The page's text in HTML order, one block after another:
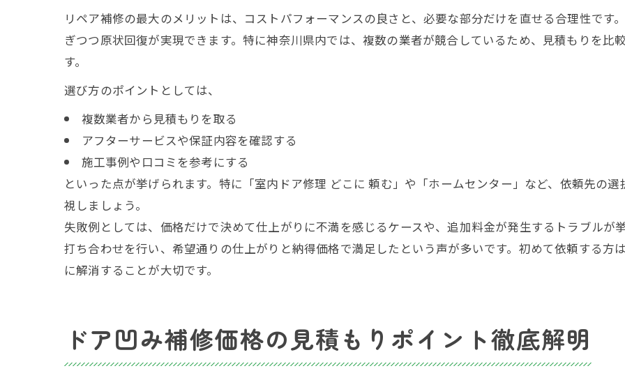
リペア補修の最大のメリットは、コストパフォーマンスの良さと、必要な部分だけを直せる合理性です
ぎつつ原状回復が実現できます。特に神奈川県内では、複数の業者が競合しているため、見積もりを比
す。
選び方のポイントとしては、
複数業者から見積もりを取る
アフターサービスや保証内容を確認する
施工事例や口コミを参考にする
といった点が挙げられます。特に「室内ドア修理 どこに 頼む」や「ホームセンター」など、依頼先の
視しましょう。
失敗例としては、価格だけで決めて仕上がりに不満を感じるケースや、追加料金が発生するトラブルが
打ち合わせを行い、希望通りの仕上がりと納得価格で満足したという声が多いです。初めて依頼する方
に解消することが大切です。
ドア凹み補修価格の見積もりポイント徹底解明